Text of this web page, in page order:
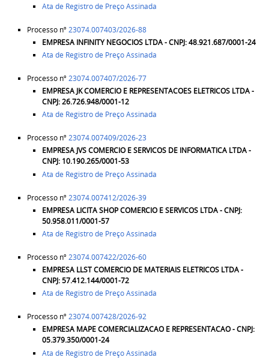
Ata de Registro de Preço Assinada
Processo nº 23074.007403/2026-88
EMPRESA INFINITY NEGOCIOS LTDA - CNPJ: 48.921.687/0001-24
Ata de Registro de Preço Assinada
Processo nº 23074.007407/2026-77
EMPRESA JK COMERCIO E REPRESENTACOES ELETRICOS LTDA -
CNPJ: 26.726.948/0001-12
Ata de Registro de Preço Assinada
Processo nº 23074.007409/2026-23
EMPRESAJVS COMERCIO E SERVICOS DE INFORMATICA LTDA -
CNPJ: 10.190.265/0001-53
Ata de Registro de Preço Assinada
Processo nº 23074.007412/2026-39
EMPRESA LICITA SHOP COMERCIO E SERVICOS LTDA - CNPJ:
50.958.011/0001-57
Ata de Registro de Preço Assinada
Processo nº 23074.007422/2026-60
EMPRESA LLST COMERCIO DE MATERIAIS ELETRICOS LTDA -
CNPJ: 57.412.144/0001-72
Ata de Registro de Preço Assinada
Processo nº 23074.007428/2026-92
EMPRESA MAPE COMERCIALIZACAO E REPRESENTACAO - CNPJ:
05.379.350/0001-24
Ata de Registro de Preço Assinada